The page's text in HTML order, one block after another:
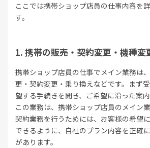
ここでは携帯ショップ店員の仕事内容を
す。
携帯の販売・契約変更・機種変
携帯ショップ店員の仕事でメイン業務は
更・契約変更・乗り換えなどです。まず
望する手続きを聞き、ご希望に沿った案内
この業務は、携帯ショップ店員のメイン業
契約業務を行うためには、お客様の希望
できるように、自社のプラン内容を正確
があります。